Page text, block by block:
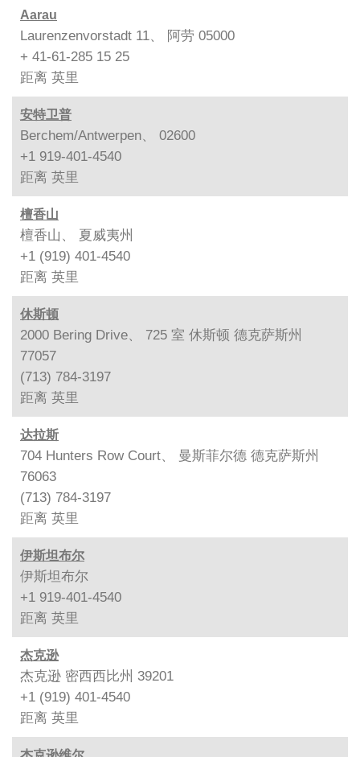
Aarau
Laurenzenvorstadt 11、 阿劳 05000
+ 41-61-285 15 25
距离 英里
安特卫普
Berchem/Antwerpen、 02600
+1 919-401-4540
距离 英里
檀香山
檀香山、 夏威夷州
+1 (919) 401-4540
距离 英里
休斯顿
2000 Bering Drive、 725 室 休斯顿 德克萨斯州
77057
(713) 784-3197
距离 英里
达拉斯
704 Hunters Row Court、 曼斯菲尔德 德克萨斯州
76063
(713) 784-3197
距离 英里
伊斯坦布尔
伊斯坦布尔
+1 919-401-4540
距离 英里
杰克逊
杰克逊 密西西比州 39201
+1 (919) 401-4540
距离 英里